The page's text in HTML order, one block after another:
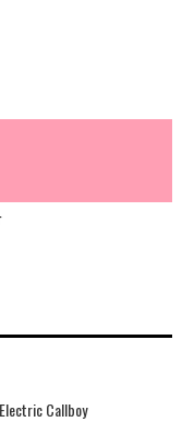
Electric Callboy